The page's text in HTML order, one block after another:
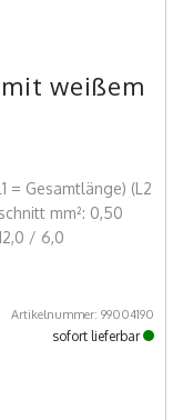
weißem
= Gesamtlänge) (L2
mm²: 0,50
/ 6,0
Artikelnummer: 99004190
sofort lieferbar